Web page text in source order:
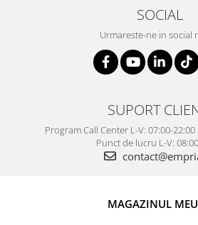
SOCIAL
Urmareste-ne in social
SUPORT
Program Call Center L-V: 07:00-
Punct de lucru L-V:
MAGAZINUL MEU